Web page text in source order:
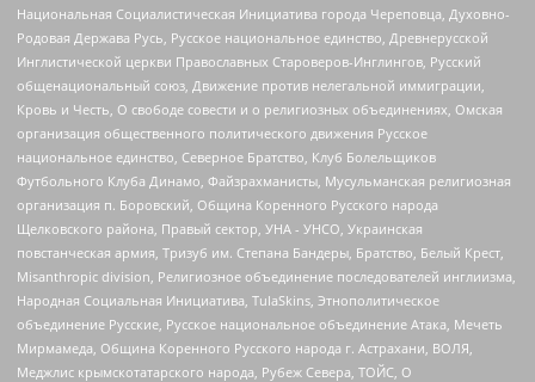
Национальная Социалистическая Инициатива города Череповца, Духовно-
Родовая Держава Русь, Русское национальное единство, Древнерусской
Инглистической церкви Православных Староверов-Инглингов, Русский
общенациональный союз, Движение против нелегальной иммиграции,
Кровь и Честь, О свободе совести и о религиозных объединениях, Омская
организация общественного политического движения Русское
национальное единство, Северное Братство, Клуб Болельщиков
Футбольного Клуба Динамо, Файзрахманисты, Мусульманская религиозная
организация п. Боровский, Община Коренного Русского народа
Щелковского района, Правый сектор, УНА - УНСО, Украинская
повстанческая армия, Тризуб им. Степана Бандеры, Братство, Белый Крест,
Misanthropic division, Религиозное объединение последователей инглиизма,
Народная Социальная Инициатива, TulaSkins, Этнополитическое
объединение Русские, Русское национальное объединение Атака, Мечеть
Мирмамеда, Община Коренного Русского народа г. Астрахани, ВОЛЯ,
Меджлис крымскотатарского народа, Рубеж Севера, ТОЙС, О